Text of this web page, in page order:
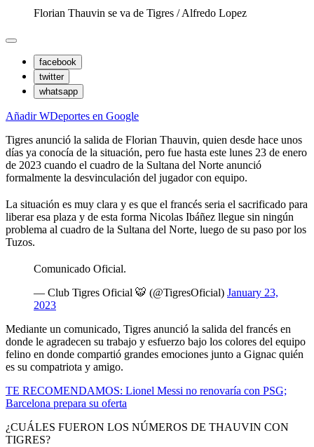
Florian Thauvin se va de Tigres /Alfredo Lopez
facebook
twitter
whatsapp
Añadir WDeportes en Google
Tigres anunció la salida de Florian Thauvin, quien desde hace unos
días ya conocía de la situación, pero fue hasta este lunes 23 de enero
de 2023 cuando el cuadro de la Sultana del Norte anunció
formalmente la desvinculación del jugador con equipo.
La situación es muy clara y es que el francés seria el sacrificado para
liberar esa plaza y de esta forma Nicolas Ibáñez llegue sin ningún
problema al cuadro de la Sultana del Norte, luego de su paso por los
Tuzos.
Comunicado Oficial.
— Club Tigres Oficial 🐯 (@TigresOficial) January 23,
2023
Mediante un comunicado, Tigres anunció la salida del francés en
donde le agradecen su trabajo y esfuerzo bajo los colores del equipo
felino en donde compartió grandes emociones junto a Gignac quién
es su compatriota y amigo.
TE RECOMENDAMOS: Lionel Messi no renovaría con PSG;
Barcelona prepara su oferta
¿CUÁLES FUERON LOS NÚMEROS DE THAUVIN CON
TIGRES?